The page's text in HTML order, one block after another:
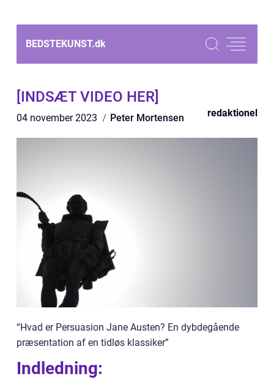
BEDSTEKUNST.dk
[INDSÆT VIDEO HER]
04 november 2023 Peter Mortensen redaktionel
“Hvad er Persuasion Jane Austen? En dybdegående
præsentation af en tidløs klassiker”
Indledning: